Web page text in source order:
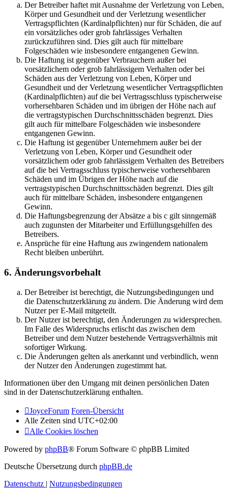
Der Betreiber haftet mit Ausnahme der Verletzung von Leben,
Körper und Gesundheit und der Verletzung wesentlicher
Vertragspflichten (Kardinalpflichten) nur für Schäden, die auf
ein vorsätzliches oder grob fahrlässiges Verhalten
zurückzuführen sind. Dies gilt auch für mittelbare
Folgeschäden wie insbesondere entgangenen Gewinn.
Die Haftung ist gegenüber Verbrauchern außer bei
vorsätzlichem oder grob fahrlässigem Verhalten oder bei
Schäden aus der Verletzung von Leben, Körper und
Gesundheit und der Verletzung wesentlicher Vertragspflichten
(Kardinalpflichten) auf die bei Vertragsschluss typischerweise
vorhersehbaren Schäden und im übrigen der Höhe nach auf
die vertragstypischen Durchschnittsschäden begrenzt. Dies
gilt auch für mittelbare Folgeschäden wie insbesondere
entgangenen Gewinn.
Die Haftung ist gegenüber Unternehmern außer bei der
Verletzung von Leben, Körper und Gesundheit oder
vorsätzlichem oder grob fahrlässigem Verhalten des Betreibers
auf die bei Vertragsschluss typischerweise vorhersehbaren
Schäden und im Übrigen der Höhe nach auf die
vertragstypischen Durchschnittsschäden begrenzt. Dies gilt
auch für mittelbare Schäden, insbesondere entgangenen
Gewinn.
Die Haftungsbegrenzung der Absätze a bis c gilt sinngemäß
auch zugunsten der Mitarbeiter und Erfüllungsgehilfen des
Betreibers.
Ansprüche für eine Haftung aus zwingendem nationalem
Recht bleiben unberührt.
6. Änderungsvorbehalt
Der Betreiber ist berechtigt, die Nutzungsbedingungen und
die Datenschutzerklärung zu ändern. Die Änderung wird dem
Nutzer per E-Mail mitgeteilt.
Der Nutzer ist berechtigt, den Änderungen zu widersprechen.
Im Falle des Widerspruchs erlischt das zwischen dem
Betreiber und dem Nutzer bestehende Vertragsverhältnis mit
sofortiger Wirkung.
Die Änderungen gelten als anerkannt und verbindlich, wenn
der Nutzer den Änderungen zugestimmt hat.
Informationen über den Umgang mit deinen persönlichen Daten
sind in der Datenschutzerklärung enthalten.
JoyceForum Foren-Übersicht
Alle Zeiten sind UTC+02:00
Alle Cookies löschen
Powered by phpBB® Forum Software © phpBB Limited
Deutsche Übersetzung durch phpBB.de
Datenschutz | Nutzungsbedingungen